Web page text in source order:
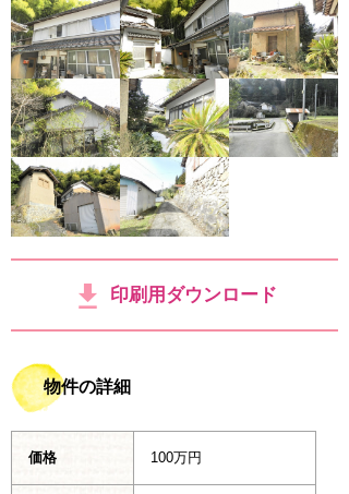
印刷用ダウンロード
物件の詳細
価格 100万円